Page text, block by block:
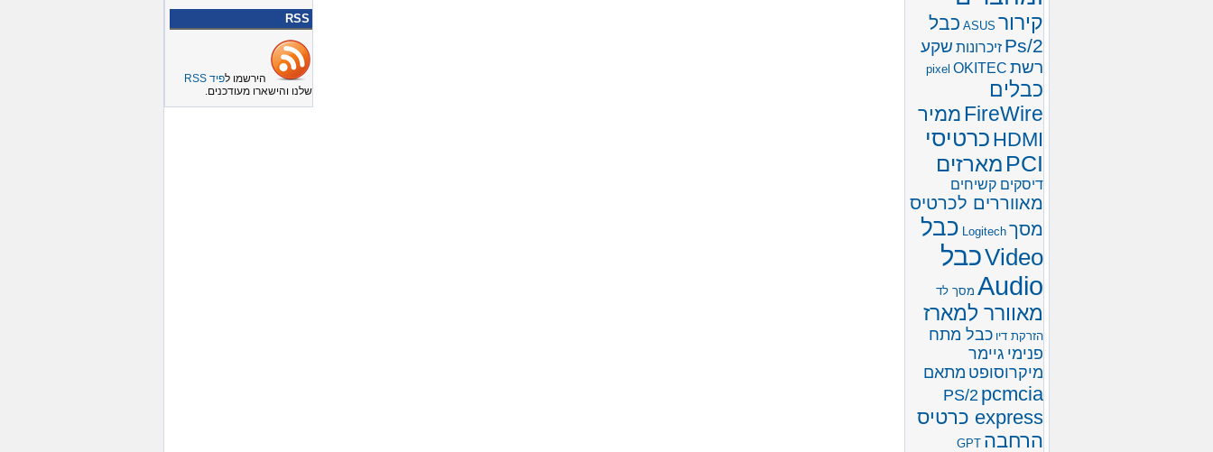
RSS
הירשמו לפיד RSS
שלנו והישארו מעודכנים.
קירור ASUS כבל
Ps/2 זיכרונות שקע
רשת
pixel OKITEC
כבלים
FireWire ממיר
HDMI כרטיסי
PCI מארזים
דיסקים קשיחים
מאווררים לכרטיס
מסך Logitech כבל
Videoכבל
Audio מסך לד
מאוורר למארז
הזרקת דיו כבל מתח
פנימי גיימר
מיקרוסופט מתאם
PS/2 pcmcia
express כרטיס
הרחבה GPT